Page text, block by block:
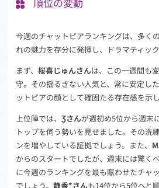
今週のチャットピアランキングは、多く
れの魅力を存分に発揮し、ドラマティッ
まず、桜喜じゅんさんは、この一週間も
守。その揺るぎない人気と、常に安定し
ットピアの顔として確固たる存在感を示し
上位陣では、Ʒさんが週初め5位から週末
トップを伺う勢いを見せました。その洗
ンを増やしている証拠でしょう。また、
からのスタートでしたが、週末には驚く
に今週のランキングを最も賑わせたチャ
でしょう。静香*さんも14位から5位へと